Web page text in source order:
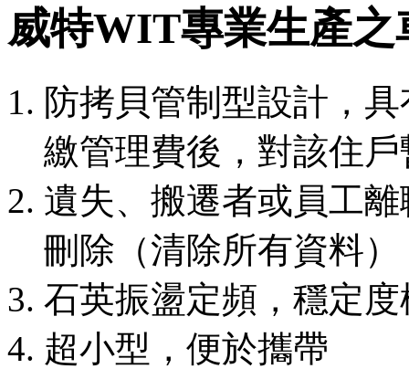
威特WIT專業生產之
防拷貝管制型設計，
繳管理費後，對該住
遺失、搬遷者或員工
刪除（清除所有資料）
石英振盪定頻，穩定
超小型，便於攜帶